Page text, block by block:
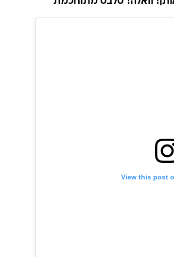
View this post